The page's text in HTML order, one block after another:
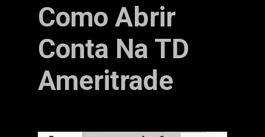
Como Abrir
Conta Na TD
Ameritrade